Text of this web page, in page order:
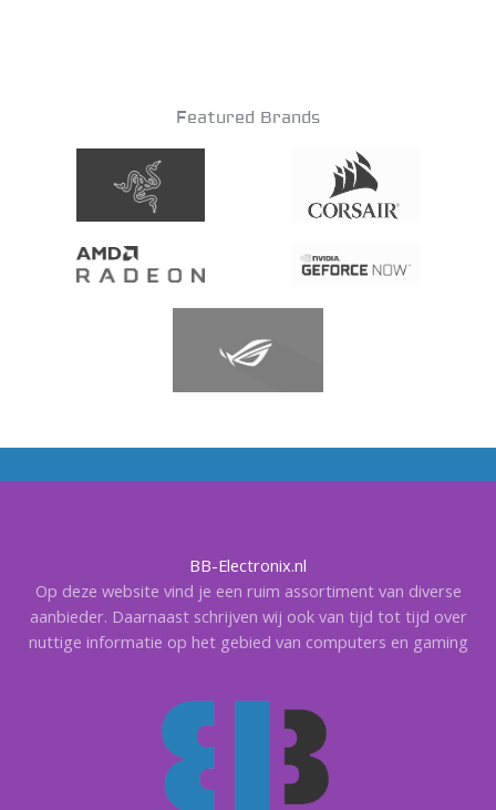
Featured Brands
BB-Electronix.nl
Op deze website vind je een ruim assortiment van diverse
aanbieder. Daarnaast schrijven wij ook van tijd tot tijd over
nuttige informatie op het gebied van computers en gaming